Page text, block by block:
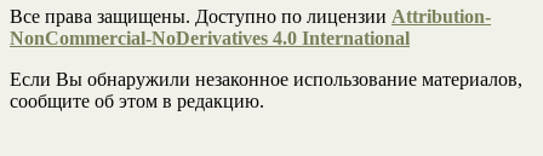
Все права защищены. Доступно по лицензии Attribution-
NonCommercial-NoDerivatives 4.0 International
Если Вы обнаружили незаконное использование материалов,
сообщите об этом в редакцию.